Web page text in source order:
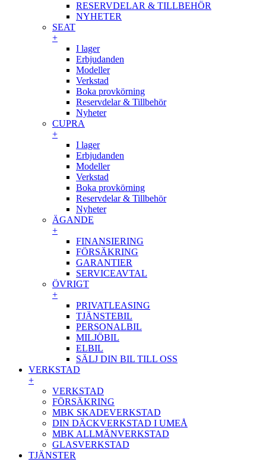
RESERVDELAR & TILLBEHÖR
NYHETER
SEAT
+
I lager
Erbjudanden
Modeller
Verkstad
Boka provkörning
Reservdelar & Tillbehör
Nyheter
CUPRA
+
I lager
Erbjudanden
Modeller
Verkstad
Boka provkörning
Reservdelar & Tillbehör
Nyheter
ÄGANDE
+
FINANSIERING
FÖRSÄKRING
GARANTIER
SERVICEAVTAL
ÖVRIGT
+
PRIVATLEASING
TJÄNSTEBIL
PERSONALBIL
MILJÖBIL
ELBIL
SÄLJ DIN BIL TILL OSS
VERKSTAD
+
VERKSTAD
FÖRSÄKRING
MBK SKADEVERKSTAD
DIN DÄCKVERKSTAD I UMEÅ
MBK ALLMÄNVERKSTAD
GLASVERKSTAD
TJÄNSTER